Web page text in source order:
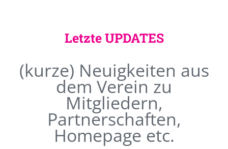
Letzte UPDATES
(kurze) Neuigkeiten aus
dem Verein zu
Mitgliedern,
Partnerschaften,
Homepage etc.